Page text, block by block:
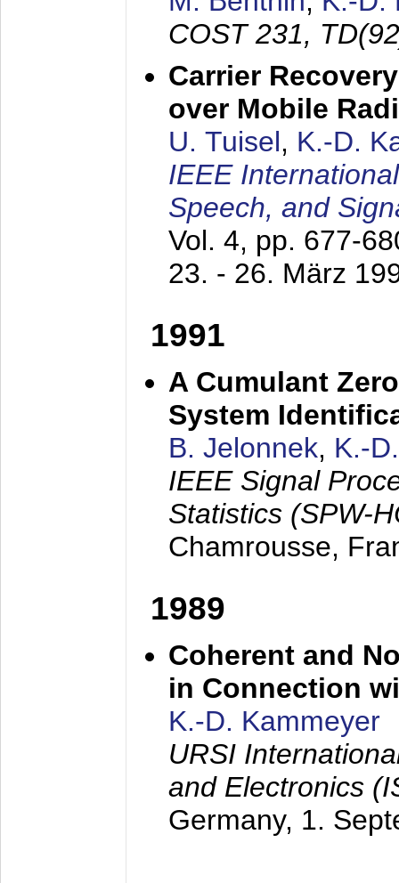
COST 231,
Carrier
over Mobile
U. Tuisel, K.-D.
IEEE
Speech, and
Vol. 4, pp. 677-
23. - 26. März
1991
A Cumulant
System
B. Jelonnek, K.-
IEEE Signal
Statistics (SPW-
Chamrousse,
1989
Coherent and
in Connection
K.-D. Kammeyer
URSI
and Electronics
Germany, 1.